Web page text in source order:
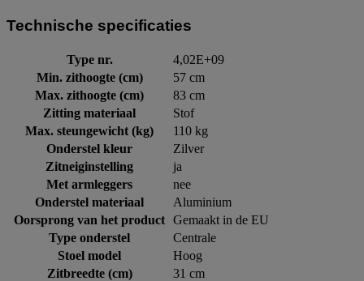
Technische specificaties
Type nr.
4,02E+09
Min. zithoogte (cm)
57 cm
Max. zithoogte (cm)
83 cm
Zitting materiaal
Stof
Max. steungewicht (kg)
110 kg
Onderstel kleur
Zilver
Zitneiginstelling
ja
Met armleggers
nee
Onderstel materiaal
Aluminium
Oorsprong van het product Gemaakt in de EU
Type onderstel
Centrale
Stoel model
Hoog
Zitbreedte (cm)
31 cm